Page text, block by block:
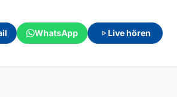
WhatsApp play_arrow Live hören